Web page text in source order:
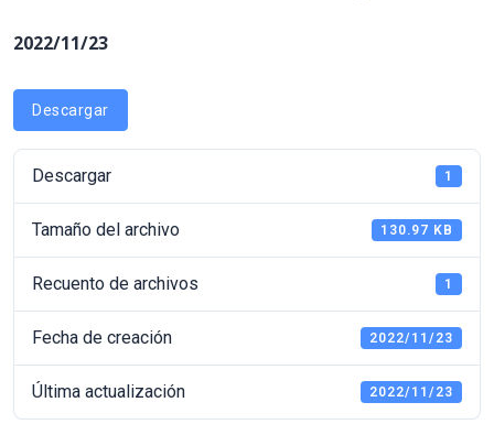
2022/11/23
Descargar
Descargar 1
Tamaño del archivo 130.97 KB
Recuento de archivos 1
Fecha de creación 2022/11/23
Última actualización 2022/11/23